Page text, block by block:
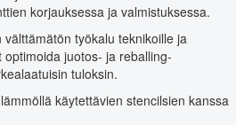
korjauksessa ja valmistuksessa.
työkalu teknikoille ja
juotos- ja reballing-
tuloksin.
käytettävien stencilsien kanssa